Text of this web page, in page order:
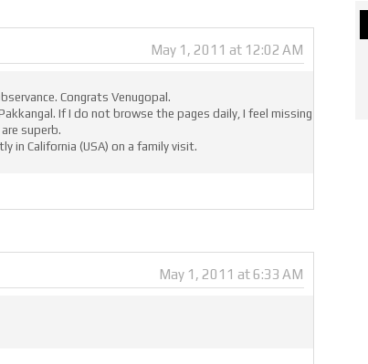
May 1, 2011 at 12:02 AM
Congrats Venugopal.
If I do not browse the pages daily, I feel missing
superb.
in California (USA) on a family visit.
May 1, 2011 at 6:33 AM